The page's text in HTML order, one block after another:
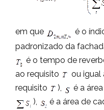
em que
é o
padronizado da
é o tempo de
ao requisito
ou igual
requisito
),
é a
),
é a área de